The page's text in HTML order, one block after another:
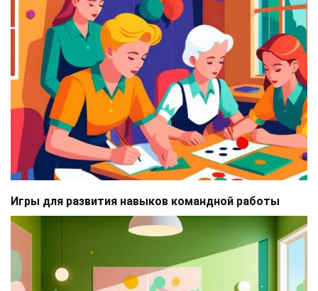
Игры для развития навыков командной работы